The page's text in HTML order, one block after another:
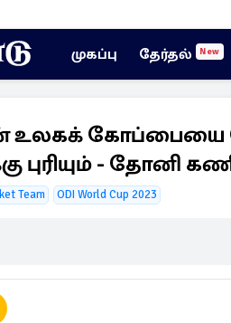
முகப்பு தேர்தல் New
உலகக் கோப்பையை
புரியும் - தோனி
Team ODI World Cup 2023